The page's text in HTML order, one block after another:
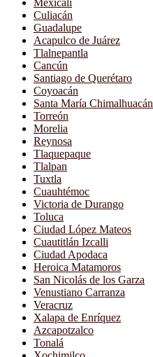
Culiacán
Guadalupe
Acapulco de Juárez
Tlalnepantla
Cancún
Santiago de Querétaro
Coyoacán
Santa María Chimalhuacán
Torreón
Morelia
Reynosa
Tlaquepaque
Tlalpan
Tuxtla
Cuauhtémoc
Victoria de Durango
Toluca
Ciudad López Mateos
Cuautitlán Izcalli
Ciudad Apodaca
Heroica Matamoros
San Nicolás de los Garza
Venustiano Carranza
Veracruz
Xalapa de Enríquez
Azcapotzalco
Tonalá